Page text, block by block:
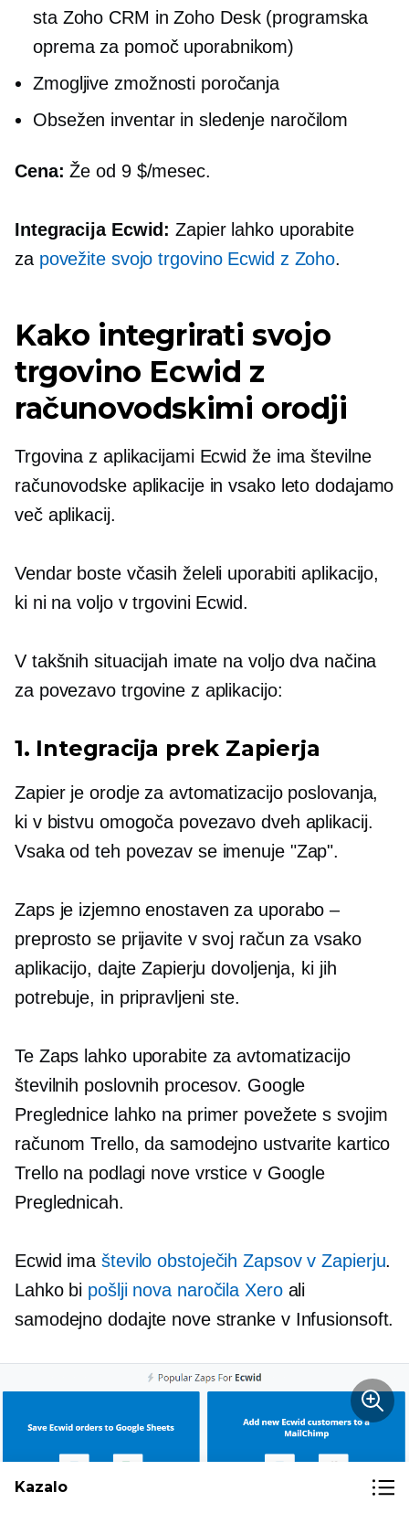
sta Zoho CRM in Zoho Desk (programska
oprema za pomoč uporabnikom)
Zmogljive zmožnosti poročanja
Obsežen inventar in sledenje naročilom
Cena:Že od 9 $/mesec.
Integracija Ecwid:Zapier lahko uporabite
za povežite svojo trgovino Ecwid z Zoho.
Kako integrirati svojo
trgovino Ecwid z
računovodskimi orodji
Trgovina z aplikacijami Ecwid že ima številne
računovodske aplikacije in vsako leto dodajamo
več aplikacij.
Vendar boste včasih želeli uporabiti aplikacijo,
ki ni na voljo v trgovini Ecwid.
V takšnih situacijah imate na voljo dva načina
za povezavo trgovine z aplikacijo:
1. Integracija prek Zapierja
Zapier je orodje za avtomatizacijo poslovanja,
ki v bistvu omogoča povezavo dveh aplikacij.
Vsaka od teh povezav se imenuje "Zap".
Zaps je izjemno enostaven za uporabo –
preprosto se prijavite v svoj račun za vsako
aplikacijo, dajte Zapierju dovoljenja, ki jih
potrebuje, in pripravljeni ste.
Te Zaps lahko uporabite za avtomatizacijo
številnih poslovnih procesov. Google
Preglednice lahko na primer povežete s svojim
računom Trello, da samodejno ustvarite kartico
Trello na podlagi nove vrstice v Google
Preglednicah.
Ecwid imaštevilo obstoječih Zapsov v Zapierju.
Lahko bi pošlji nova naročila Xeroali
samodejno dodajte nove stranke v Infusionsoft.
Kazalo